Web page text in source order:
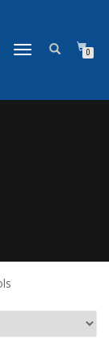
NAVIGASI
0